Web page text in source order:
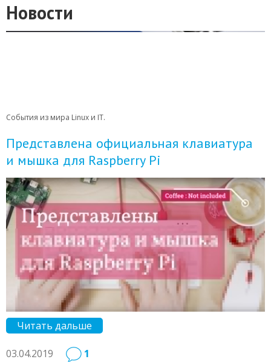
Новости
События из мира Linux и IT.
Представлена официальная клавиатура
и мышка для Raspberry Pi
Читать дальше
03.04.2019 1